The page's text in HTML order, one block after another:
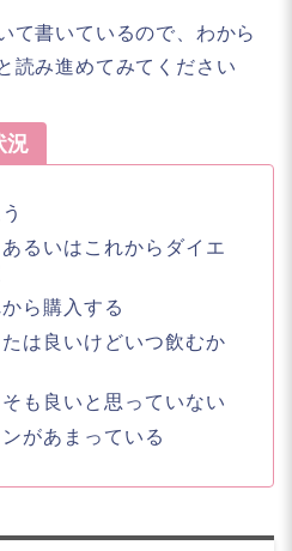
て書いているので、わから
読み進めてみてください
況
るいはこれからダイエ
ら購入する
は良いけどいつ飲むか
も良いと思っていない
があまっている